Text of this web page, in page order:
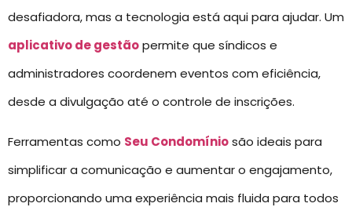
desafiadora, mas a tecnologia está aqui para ajudar. Um
aplicativo de gestãopermite que síndicos e
administradores coordenem eventos com eficiência,
desde a divulgação até o controle de inscrições.
Ferramentas como Seu Condomíniosão ideais para
simplificar a comunicação e aumentar o engajamento,
proporcionando uma experiência mais fluida para todos